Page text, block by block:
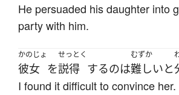
He persuaded his daughter into
party with him.
かのじょ
彼女 を
せっとく
説得 するのは
むずか
難しいと
I found it difficult to convince her.